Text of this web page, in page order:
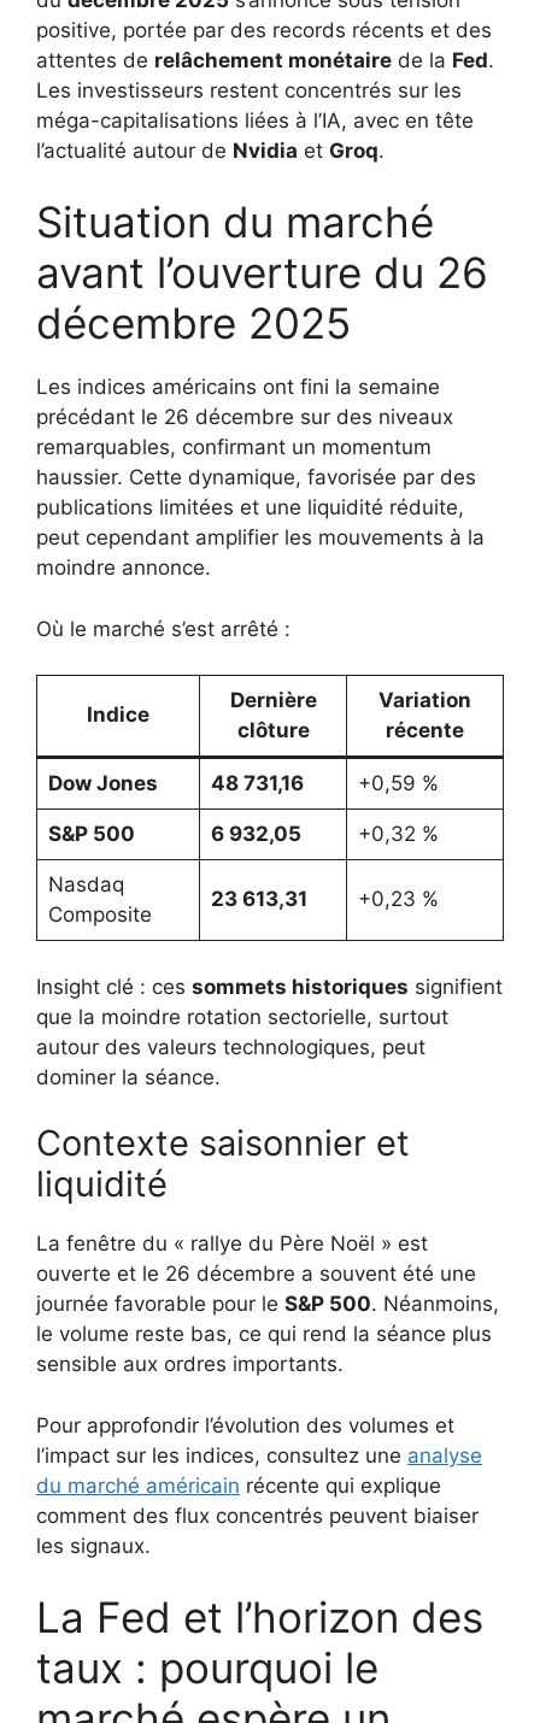
positive, portée par des records récents et des
attentes de relâchement monétaire de la Fed.
Les investisseurs restent concentrés sur les
méga-capitalisations liées à l’IA, avec en tête
l’actualité autour de Nvidia et Groq.
Situation du marché
avant l’ouverture du 26
décembre 2025
Les indices américains ont fini la semaine
précédant le 26 décembre sur des niveaux
remarquables, confirmant un momentum
haussier. Cette dynamique, favorisée par des
publications limitées et une liquidité réduite,
peut cependant amplifier les mouvements à la
moindre annonce.
Où le marché s’est arrêté :
Indice
Dernière
clôture
Variation
récente
Dow Jones 48 731,16 +0,59 %
S&P 500 6 932,05 +0,32 %
Nasdaq
Composite
23 613,31 +0,23 %
Insight clé : ces sommets historiques signifient
que la moindre rotation sectorielle, surtout
autour des valeurs technologiques, peut
dominer la séance.
Contexte saisonnier et
liquidité
La fenêtre du « rallye du Père Noël » est
ouverte et le 26 décembre a souvent été une
journée favorable pour le S&P 500. Néanmoins,
le volume reste bas, ce qui rend la séance plus
sensible aux ordres importants.
Pour approfondir l’évolution des volumes et
l’impact sur les indices, consultez une analyse
du marché américain récente qui explique
comment des flux concentrés peuvent biaiser
les signaux.
La Fed et l’horizon des
taux : pourquoi le